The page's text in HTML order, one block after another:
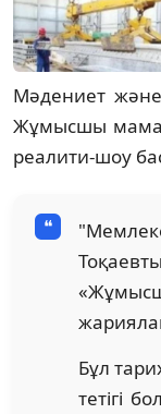
Мәдениет
Жұмысшы
реалити-шоу
Бұл
тетігі